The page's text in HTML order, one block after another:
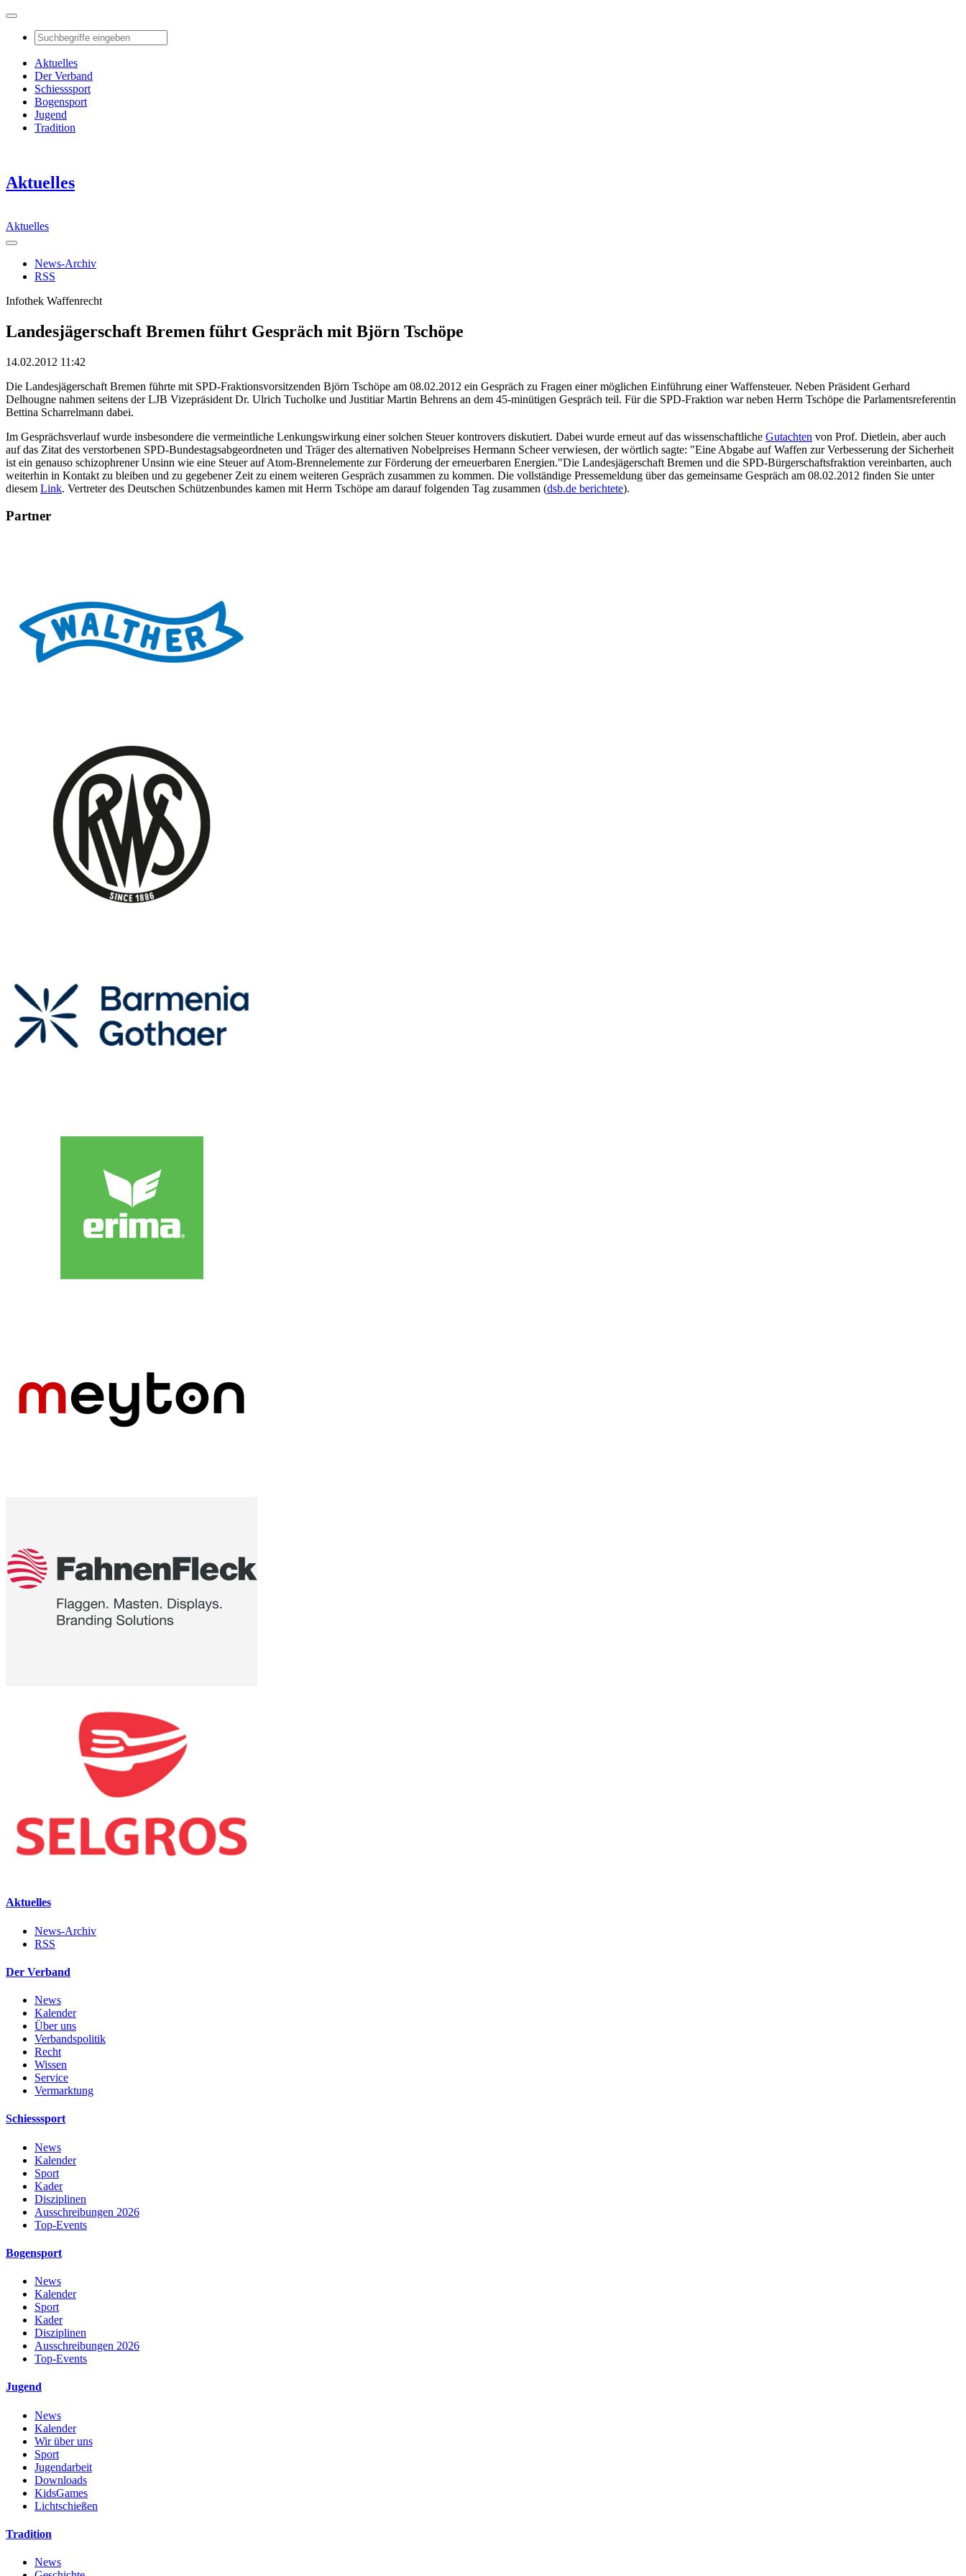
Aktuelles
Der Verband
Schiesssport
Bogensport
Jugend
Tradition
Aktuelles
Aktuelles
News-Archiv
RSS
Infothek Waffenrecht
Landesjägerschaft Bremen führt Gespräch mit Björn Tschöpe
14.02.2012 11:42
Die Landesjägerschaft Bremen führte mit SPD-Fraktionsvorsitzenden Björn Tschöpe am 08.02.2012 ein Gespräch zu Fragen einer möglichen Einführung einer Waffensteuer. Neben Präsident Gerhard
Delhougne nahmen seitens der LJB Vizepräsident Dr. Ulrich Tucholke und Justitiar Martin Behrens an dem 45-minütigen Gespräch teil. Für die SPD-Fraktion war neben Herrn Tschöpe die Parlamentsreferentin
Bettina Scharrelmann dabei.
Im Gesprächsverlauf wurde insbesondere die vermeintliche Lenkungswirkung einer solchen Steuer kontrovers diskutiert. Dabei wurde erneut auf das wissenschaftliche Gutachten von Prof. Dietlein, aber auch
auf das Zitat des verstorbenen SPD-Bundestagsabgeordneten und Träger des alternativen Nobelpreises Hermann Scheer verwiesen, der wörtlich sagte: "Eine Abgabe auf Waffen zur Verbesserung der Sicherheit
ist ein genauso schizophrener Unsinn wie eine Steuer auf Atom-Brennelemente zur Förderung der erneuerbaren Energien."Die Landesjägerschaft Bremen und die SPD-Bürgerschaftsfraktion vereinbarten, auch
weiterhin in Kontakt zu bleiben und zu gegebener Zeit zu einem weiteren Gespräch zusammen zu kommen. Die vollständige Pressemeldung über das gemeinsame Gespräch am 08.02.2012 finden Sie unter
diesem Link. Vertreter des Deutschen Schützenbundes kamen mit Herrn Tschöpe am darauf folgenden Tag zusammen (dsb.de berichtete).
Partner
Aktuelles
News-Archiv
RSS
Der Verband
News
Kalender
Über uns
Verbandspolitik
Recht
Wissen
Service
Vermarktung
Schiesssport
News
Kalender
Sport
Kader
Disziplinen
Ausschreibungen 2026
Top-Events
Bogensport
News
Kalender
Sport
Kader
Disziplinen
Ausschreibungen 2026
Top-Events
Jugend
News
Kalender
Wir über uns
Sport
Jugendarbeit
Downloads
KidsGames
Lichtschießen
Tradition
News